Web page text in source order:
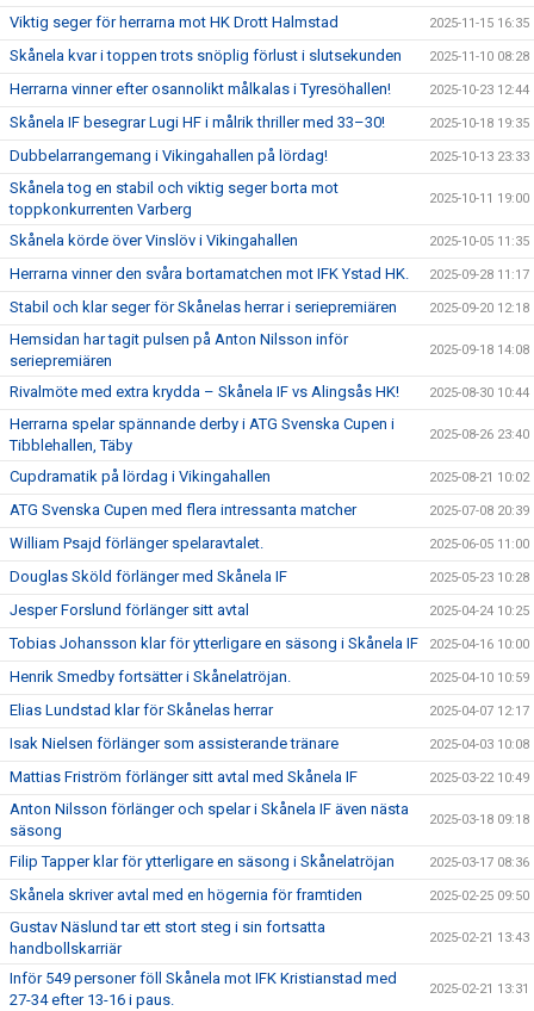
Viktig seger för herrarna mot HK Drott Halmstad 2025-11-15 16:35
Skånela kvar i toppen trots snöplig förlust i slutsekunden 2025-11-10 08:28
Herrarna vinner efter osannolikt målkalas i Tyresöhallen! 2025-10-23 12:44
Skånela IF besegrar Lugi HF i målrik thriller med 33–30! 2025-10-18 19:35
Dubbelarrangemang i Vikingahallen på lördag! 2025-10-13 23:33
Skånela tog en stabil och viktig seger borta mot
toppkonkurrenten Varberg
2025-10-11 19:00
Skånela körde över Vinslöv i Vikingahallen 2025-10-05 11:35
Herrarna vinner den svåra bortamatchen mot IFK Ystad HK. 2025-09-28 11:17
Stabil och klar seger för Skånelas herrar i seriepremiären 2025-09-20 12:18
Hemsidan har tagit pulsen på Anton Nilsson inför
seriepremiären
2025-09-18 14:08
Rivalmöte med extra krydda – Skånela IF vs Alingsås HK! 2025-08-30 10:44
Herrarna spelar spännande derby i ATG Svenska Cupen i
Tibblehallen, Täby
2025-08-26 23:40
Cupdramatik på lördag i Vikingahallen 2025-08-21 10:02
ATG Svenska Cupen med flera intressanta matcher 2025-07-08 20:39
William Psajd förlänger spelaravtalet. 2025-06-05 11:00
Douglas Sköld förlänger med Skånela IF 2025-05-23 10:28
Jesper Forslund förlänger sitt avtal 2025-04-24 10:25
Tobias Johansson klar för ytterligare en säsong i Skånela IF 2025-04-16 10:00
Henrik Smedby fortsätter i Skånelatröjan. 2025-04-10 10:59
Elias Lundstad klar för Skånelas herrar 2025-04-07 12:17
Isak Nielsen förlänger som assisterande tränare 2025-04-03 10:08
Mattias Friström förlänger sitt avtal med Skånela IF 2025-03-22 10:49
Anton Nilsson förlänger och spelar i Skånela IF även nästa
säsong
2025-03-18 09:18
Filip Tapper klar för ytterligare en säsong i Skånelatröjan 2025-03-17 08:36
Skånela skriver avtal med en högernia för framtiden 2025-02-25 09:50
Gustav Näslund tar ett stort steg i sin fortsatta
handbollskarriär
2025-02-21 13:43
Inför 549 personer föll Skånela mot IFK Kristianstad med
27-34 efter 13-16 i paus.
2025-02-21 13:31